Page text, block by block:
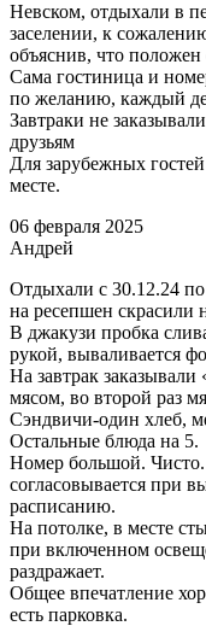
Невском, отдыхали в
заселении, к
объяснив, что положен
Сама гостиница и
по желанию, каждый
Завтраки не
друзьям
Для зарубежных
месте.
06 февраля 2025
Андрей
Отдыхали с 30.12.24
на ресепшен скрасили
В джакузи пробка
рукой, вываливается
На завтрак
мясом, во второй раз
Сэндвичи-один хлеб,
Остальные блюда на 5.
Номер большой. Чисто.
согласовывается при
расписанию.
На потолке, в месте
при включенном
раздражает.
Общее впечатление
есть парковка.